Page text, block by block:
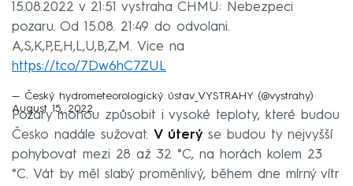
15.08.2022 v 21:51 vystraha CHMU: Nebezpeci
pozaru. Od 15.08. 21:49 do odvolani.
A,S,K,P,E,H,L,U,B,Z,M. Vice na
https://t.co/7Dw6hC7ZUL
— Český hydrometeorologický ústav_VYSTRAHY (@vystrahy)
August 15, 2022
Požáry mohou způsobit i vysoké teploty, které budou
Česko nadále sužovat. V úterýse budou ty nejvyšší
pohybovat mezi 28 až 32 °C, na horách kolem 23
°C. Vát by měl slabý proměnlivý, během dne mírný vítr